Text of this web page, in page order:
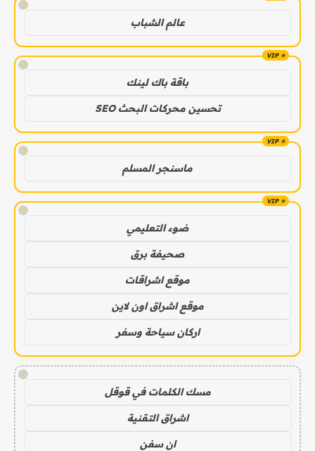
!
عالم الشباب
!
باقة باك لينك
تحسين محركات البحث SEO
!
ماسنجر المسلم
!
ضوء التعليمي
صحيفة برق
موقع اشراقات
موقع اشراق اون لاين
اركان سياحة وسفر
!
مسك الكلمات في قوقل
اشراق التقنية
ان سفن